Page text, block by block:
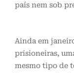
país nem sob
Ainda em
prisioneiras,
mesmo tipo de